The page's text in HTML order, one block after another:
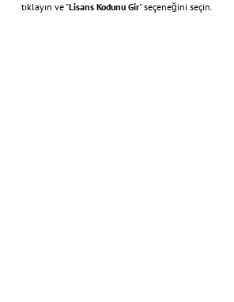
tıklayın ve "Lisans Kodunu Gir" seçeneğini seçin.